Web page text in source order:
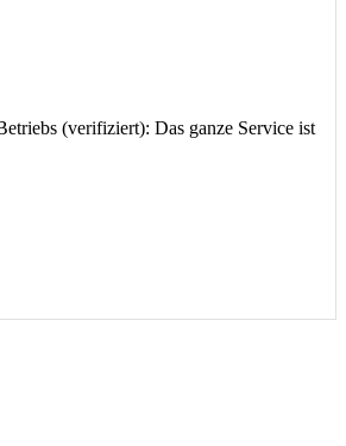
(verifiziert): Das ganze Service ist